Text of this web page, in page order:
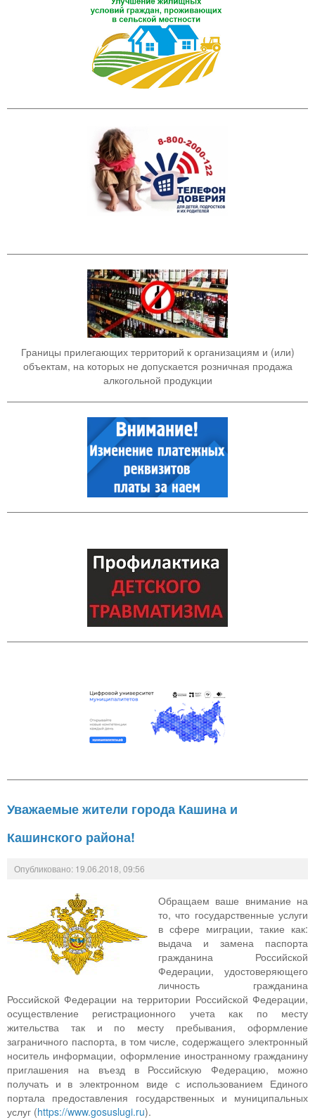
Границы прилегающих территорий к организациям и (или)
объектам, на которых не допускается розничная продажа
алкогольной продукции
Уважаемые жители города Кашина и
Кашинского района!
Опубликовано: 19.06.2018, 09:56
Обращаем ваше внимание на
то, что государственные услуги
в сфере миграции, такие как:
выдача и замена паспорта
гражданина Российской
Федерации, удостоверяющего
личность гражданина
Российской Федерации на территории Российской Федерации,
осуществление регистрационного учета как по месту
жительства так и по месту пребывания, оформление
заграничного паспорта, в том числе, содержащего электронный
носитель информации, оформление иностранному гражданину
приглашения на въезд в Российскую Федерацию, можно
получать и в электронном виде с использованием Единого
портала предоставления государственных и муниципальных
услуг (https://www.gosuslugi.ru).